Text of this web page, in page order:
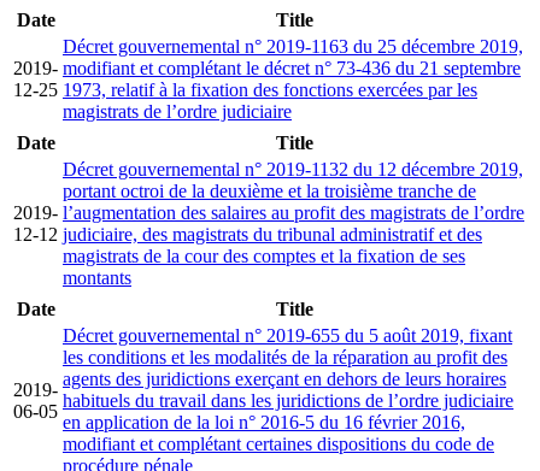
Date
Title
2019-
12-25
Décret gouvernemental n° 2019-1163 du 25 décembre 2019,
modifiant et complétant le décret n° 73-436 du 21 septembre
1973, relatif à la fixation des fonctions exercées par les
magistrats de l’ordre judiciaire
Date
Title
2019-
12-12
Décret gouvernemental n° 2019-1132 du 12 décembre 2019,
portant octroi de la deuxième et la troisième tranche de
l’augmentation des salaires au profit des magistrats de l’ordre
judiciaire, des magistrats du tribunal administratif et des
magistrats de la cour des comptes et la fixation de ses
montants
Date
Title
2019-
06-05
Décret gouvernemental n° 2019-655 du 5 août 2019, fixant
les conditions et les modalités de la réparation au profit des
agents des juridictions exerçant en dehors de leurs horaires
habituels du travail dans les juridictions de l’ordre judiciaire
en application de la loi n° 2016-5 du 16 février 2016,
modifiant et complétant certaines dispositions du code de
procédure pénale